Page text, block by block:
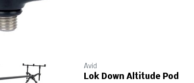
Avid
Lok Down Altitude Pod